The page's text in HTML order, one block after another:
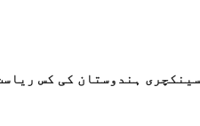
ہندوستان کی کس